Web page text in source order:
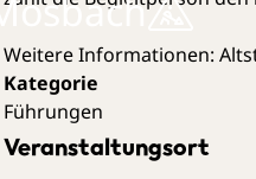
Weitere Informationen:
Führungen
Veranstaltungsort